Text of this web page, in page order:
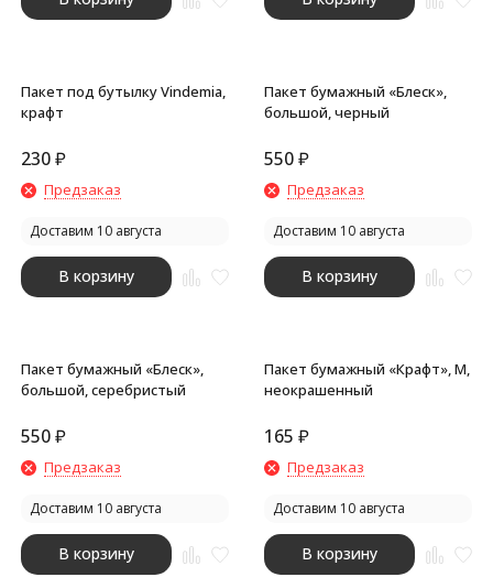
Пакет под бутылку Vindemia,
крафт
230₽
Предзаказ
Доставим 10 августа
В корзину
Пакет бумажный «Блеск»,
большой, черный
550₽
Предзаказ
Доставим 10 августа
В корзину
Пакет бумажный «Блеск»,
большой, серебристый
550₽
Предзаказ
Доставим 10 августа
В корзину
Пакет бумажный «Крафт», M,
неокрашенный
165 ₽
Предзаказ
Доставим 10 августа
В корзину